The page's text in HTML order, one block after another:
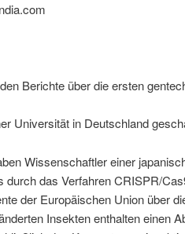
Berichte über die ersten
Universität in Deutschland
Wissenschaftler einer
durch das Verfahren CRISPR/
der Europäischen Union über
Insekten enthalten einen